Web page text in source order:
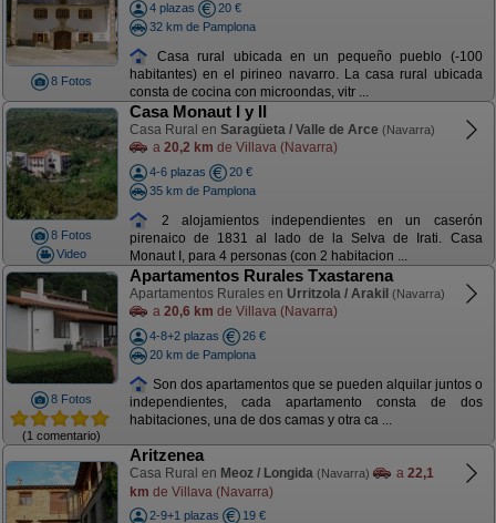
8 Fotos
4 plazas
20 €
32 km de Pamplona
Casa rural ubicada en un pequeño pueblo (-100
habitantes) en el pirineo navarro. La casa rural ubicada
consta de cocina con microondas, vitr ...
8 Fotos
Video
Casa Monaut I y II
Casa Rural en Saragüeta / Valle de Arce (Navarra)
a 20,2 km de Villava (Navarra)
4-6 plazas
20 €
35 km de Pamplona
2 alojamientos independientes en un caserón
pirenaico de 1831 al lado de la Selva de Irati. Casa
Monaut I, para 4 personas (con 2 habitacion ...
8 Fotos
(1 comentario)
Apartamentos Rurales Txastarena
Apartamentos Rurales en Urritzola / Arakil (Navarra)
a 20,6 km de Villava (Navarra)
4-8+2 plazas
26 €
20 km de Pamplona
Son dos apartamentos que se pueden alquilar juntos o
independientes, cada apartamento consta de dos
habitaciones, una de dos camas y otra ca ...
Aritzenea
Casa Rural en Meoz / Longida (Navarra) a 22,1
km de Villava (Navarra)
2-9+1 plazas
19 €